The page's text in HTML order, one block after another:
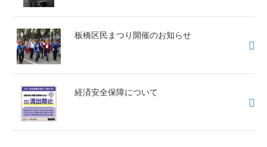
板橋区民まつり開催のお知らせ
経済安全保障について